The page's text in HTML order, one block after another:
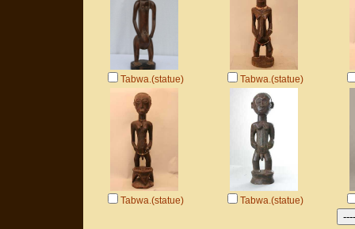
Tabwa.(statue) Tabwa.(statue)
Tabwa.(statue) Tabwa.(statue)